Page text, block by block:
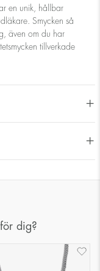
en unik, hållbar
Smycken så
även om du har
tillverkade
dig?